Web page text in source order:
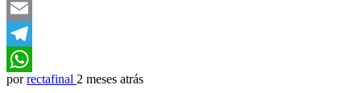
Twitter
Email
Telegram
WhatsApp
por rectafinal 2 meses atrás